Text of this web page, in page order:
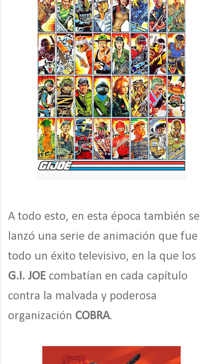
A todo esto, en esta época también se
lanzó una serie de animación que fue
todo un éxito televisivo, en la que los
G.I. JOE combatían en cada capítulo
contra la malvada y poderosa
organización COBRA.